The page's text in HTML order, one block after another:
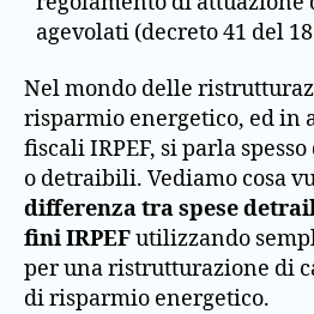
agevolati (decreto 41 del
Nel mondo delle
risparmio energetico, ed in
fiscali IRPEF, si parla
o detraibili. Vediamo cosa
differenza tra spese
fini IRPEFutilizzando
per una ristrutturazione di
di risparmio energetico.